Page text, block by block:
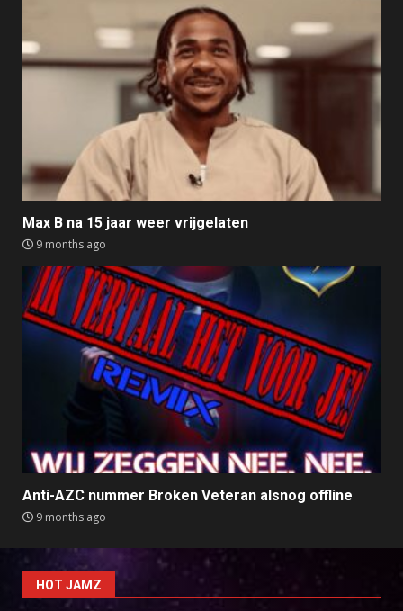
Max B na 15 jaar weer vrijgelaten
9 months ago
Anti-AZC nummer Broken Veteran alsnog offline
9 months ago
HOT JAMZ